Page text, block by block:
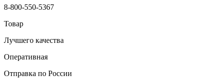
8-800-550-5367
Товар
Лучшего качества
Оперативная
Отправка по России